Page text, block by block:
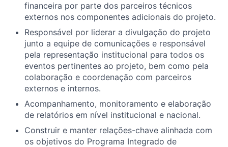
financeira por parte dos parceiros técnicos
externos nos componentes adicionais do projeto.
Responsável por liderar a divulgação do projeto
junto a equipe de comunicações e responsável
pela representação institucional para todos os
eventos pertinentes ao projeto, bem como pela
colaboração e coordenação com parceiros
externos e internos.
Acompanhamento, monitoramento e elaboração
de relatórios em nível institucional e nacional.
Construir e manter relações-chave alinhada com
os objetivos do Programa Integrado de